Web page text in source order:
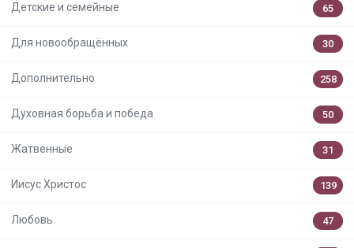
Детские и семейные 65
Для новообращённых 30
Дополнительно 258
Духовная борьба и победа 50
Жатвенные 31
Иисус Христос 139
Любовь 47